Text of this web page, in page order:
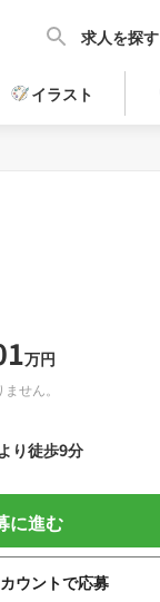
求人を探す
イラスト
万円
せん。
り徒歩9分
に進む
ウントで応募